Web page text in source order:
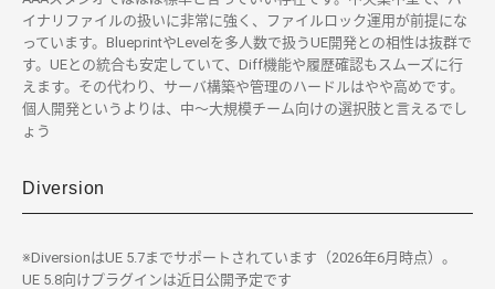
イナリファイルの扱いに非常に強く、ファイルロック運用が前提にな
っています。BlueprintやLevelを多人数で扱うUE開発との相性は抜群で
す。UEとの統合も安定していて、Diff機能や履歴確認もスムーズに行
えます。その代わり、サーバ構築や管理のハードルはやや高めです。
個人開発というよりは、中〜大規模チーム向けの選択肢と言えるでし
ょう
Diversion
※DiversionはUE 5.7までサポートされています（2026年6月時点）。
UE 5.8向けプラグインは近日公開予定です